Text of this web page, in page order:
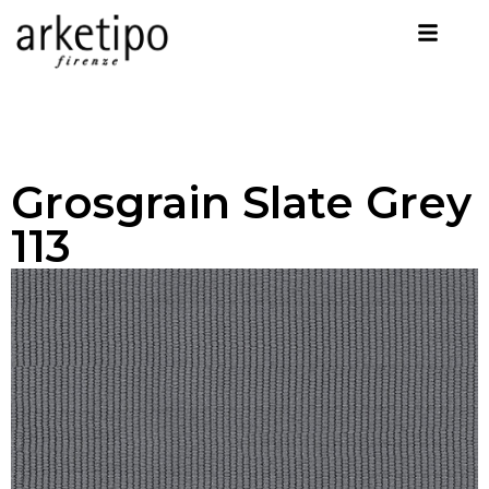
Grosgrain Slate Grey
113